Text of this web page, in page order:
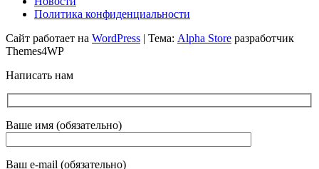
Политика конфиденциальности
Сайт работает на WordPress | Тема: Alpha Store разработчик
Themes4WP
Написать нам
Ваше имя (обязательно)
Ваш e-mail (обязательно)